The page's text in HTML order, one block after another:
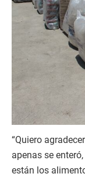
“Quiero
apenas se
están los